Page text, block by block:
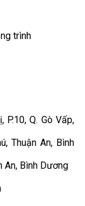
trình
P.10, Q. Gò Vấp,
Thuận An, Bình
An, Bình Dương